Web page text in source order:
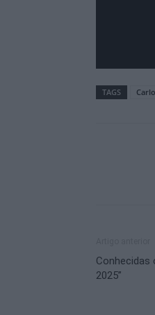
TAGS
Conhecidas
2025”